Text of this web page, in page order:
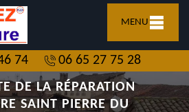
MENU
74
06 65 27 75 28
DE LA RÉPARATION
SAINT PIERRE DU